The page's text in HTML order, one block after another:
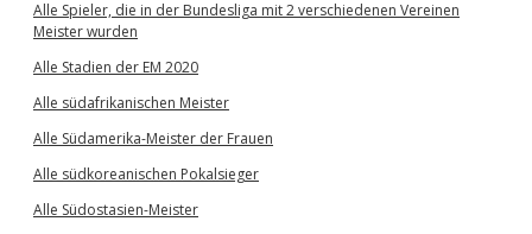
Alle Spieler, die in der Bundesliga mit 2 verschiedenen Vereinen
Meister wurden
Alle Stadien der EM 2020
Alle südafrikanischen Meister
Alle Südamerika-Meister der Frauen
Alle südkoreanischen Pokalsieger
Alle Südostasien-Meister